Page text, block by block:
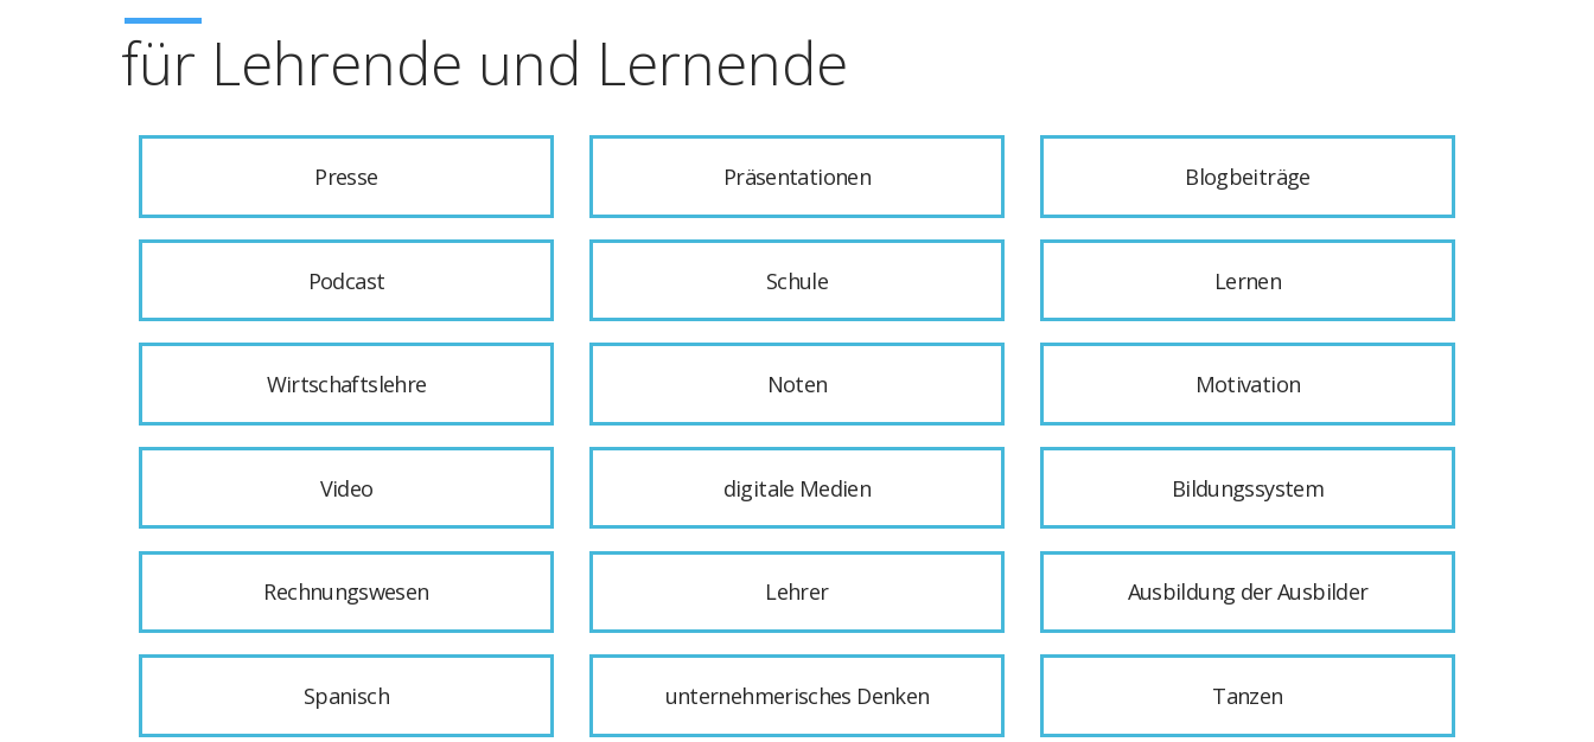
für Lehrende und Lernende
Presse Präsentationen Blogbeiträge
Podcast Schule Lernen
Wirtschaftslehre Noten Motivation
Video digitale Medien Bildungssystem
Rechnungswesen Lehrer Ausbildung der Ausbilder
Spanisch unternehmerisches Denken Tanzen